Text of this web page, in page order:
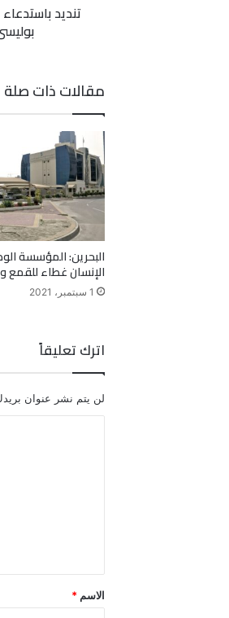
تنديد
مقالات ذات صلة
البحرين: المؤسسة
الإنسان غطاء للقمع
1 سبتمبر، 2021
اترك تعليقاً
لن يتم نشر عنوان
ق
*
الاسم *